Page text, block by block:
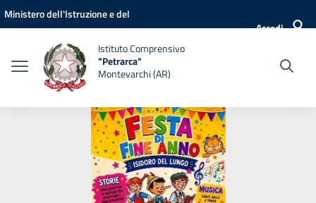
Vai ai contenuti
Vai al menu di navigazione
Vai al footer
Ministero dell'Istruzione e del
Accedi
Istituto Comprensivo
"Petrarca"
Montevarchi (AR)